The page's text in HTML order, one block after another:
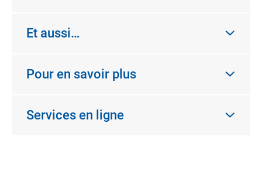
Et aussi…
Pour en savoir plus
Services en ligne